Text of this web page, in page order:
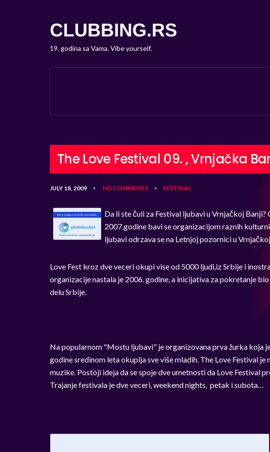
19. godina sa Vama. Vibe yourself.
The Love Festival 09. , Vrnjačka
JULY 18, 2009 • NO COMMENTS • FESTIVAL
Da li ste čuli za Festival ljubavi u Vrnjačkoj
2007.godine bavi se organizacijom raznih
ljubavi odrzava se na Letnjoj pozornici u
Love Fest kroz dve veceri okupi vise od 5000 ljudi,iz Srbije i
organizacije nastala je 2006. godine, a inicijativa za pokretanje
delu Srbije.
Na popularnom "Mostu ljubavi" je organizovana prva žurka koja
godine sredinom leta okuplja sve više mladih. The Love Festival
muzike. Postoji ideja da se spoje dve umetnosti da Love Festival
Trajanje festivala je dve veceri, weekend nights, petak i subota…